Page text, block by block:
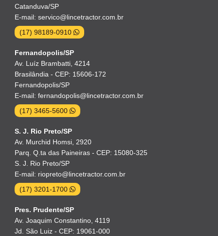
Catanduva/SP
E-mail: servico@lincetractor.com.br
(17) 98189-0910
Fernandopolis/SP
Av. Luíz Brambatti, 4214
Brasilândia - CEP: 15606-172
Fernandopolis/SP
E-mail: fernandopolis@lincetractor.com.br
(17) 3465-5600
S. J. Rio Preto/SP
Av. Murchid Homsi, 2920
Parq. Q.ta das Paineiras - CEP: 15080-325
S. J. Rio Preto/SP
E-mail: riopreto@lincetractor.com.br
(17) 3201-1700
Pres. Prudente/SP
Av. Joaquim Constantino, 4119
Jd. São Luiz - CEP: 19061-000